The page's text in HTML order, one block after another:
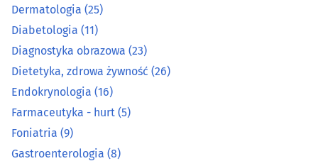
Diagnostyka obrazowa
Dietetyka, zdrowa żywność (26)
Endokrynologia (16)
Farmaceutyka - hurt
Dermatologia (25)
Diabetologia (11)
Diagnostyka obrazowa (23)
Dietetyka, zdrowa żywność (26)
Endokrynologia (16)
Farmaceutyka - hurt (5)
Foniatria (9)
Gastroenterologia (8)